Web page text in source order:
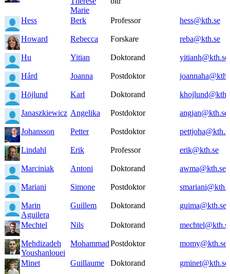
Marie
Hess Berk Professor hess@kth.se
Howard Rebecca Forskare reba@kth.se
Hu Yitian Doktorand yitianh@kth.se
Hård Joanna Postdoktor
Höjlund Karl Doktorand
Janaszkiewicz Angelika Postdoktor angjan@kth.se
Johansson Petter Postdoktor
Lindahl Erik Professor erik@kth.se
Marciniak Antoni Doktorand awma@kth.se
Mariani Simone Postdoktor
Marin
Aguilera
Guillem Doktorand guima@kth.se
Mechtel Nils Doktorand
Mehdizadeh
Youshanlouei
MohammadPostdoktor momy@kth.se
Minet Guillaume Doktorand gminet@kth.se